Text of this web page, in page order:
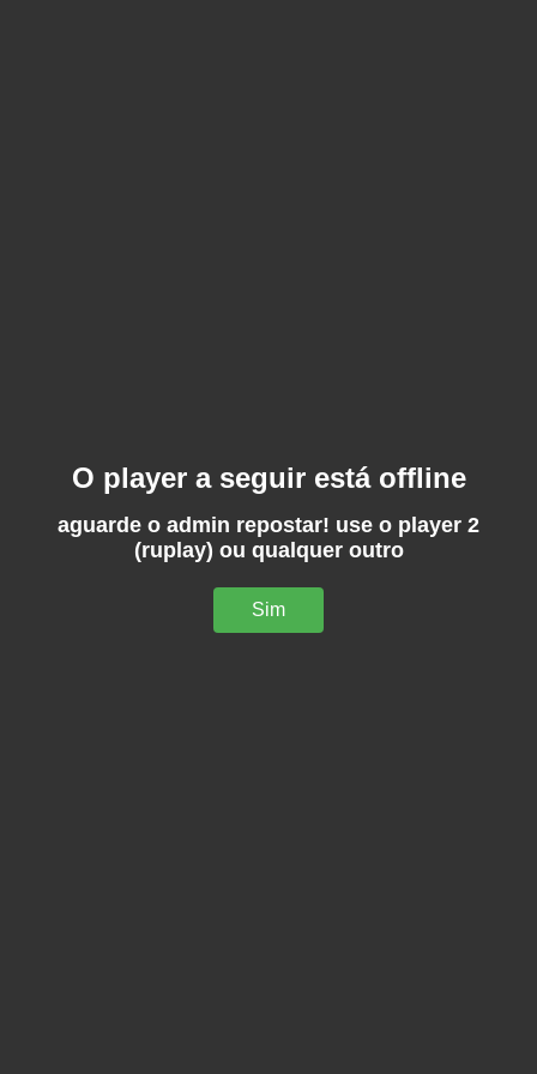
O player a seguir está offline
aguarde o admin repostar! use o player 2
(ruplay) ou qualquer outro
Sim